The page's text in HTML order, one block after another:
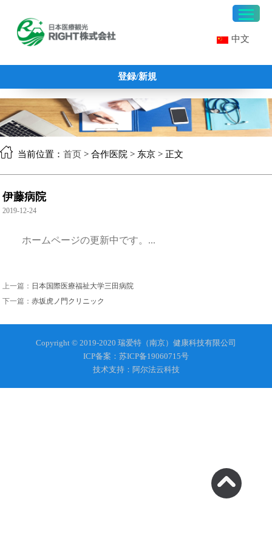
中文
登録/新規
当前位置： 首页 > 合作医院 > 东京 > 正文
伊藤病院
2019-12-24
ホームページの更新中です。...
上一篇： 日本国際医療福祉大学三田病院
下一篇：赤坂虎ノ門クリニック
Copyright © 2019-2020 瑞爱特（南京）健康科技有限公司
ICP备案：苏ICP备19060715号
技术支持：阿尔法云科技